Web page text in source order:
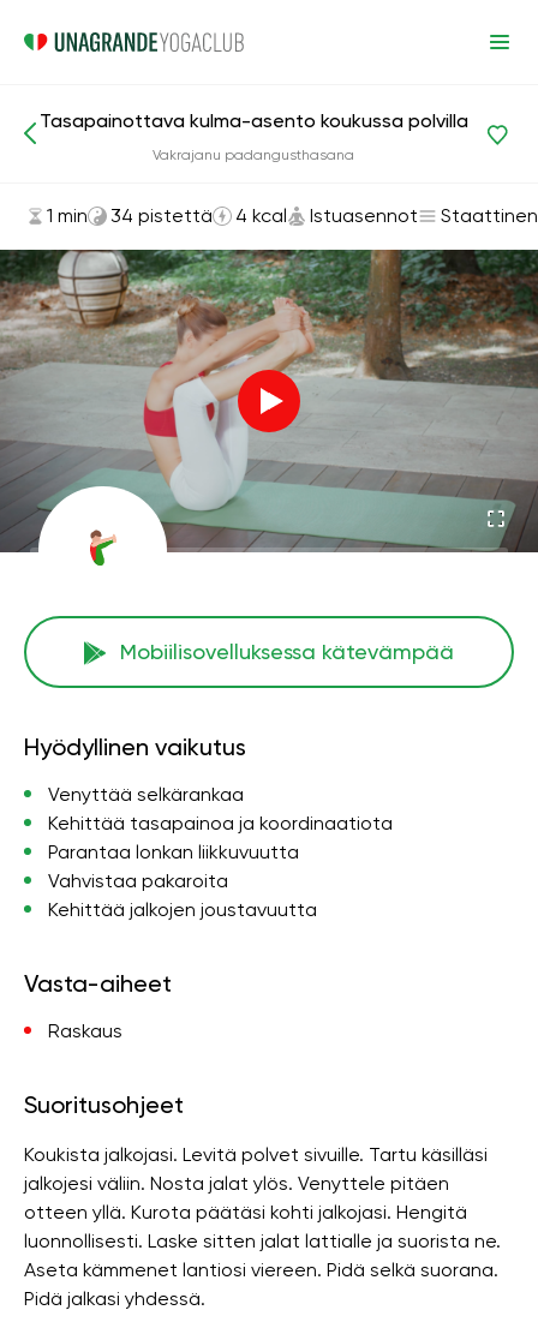
Asanat ja harjoitukset Istuasennot
Tasapainottava kulma-asento koukussa polvilla
Vakrajanu padangusthasana
1 min 34 pistettä 4 kcal Istuasennot Staattinen
Mobiilisovelluksessa kätevämpää
Hyödyllinen vaikutus
Venyttää selkärankaa
Kehittää tasapainoa ja koordinaatiota
Parantaa lonkan liikkuvuutta
Vahvistaa pakaroita
Kehittää jalkojen joustavuutta
Vasta-aiheet
Raskaus
Suoritusohjeet
Koukista jalkojasi. Levitä polvet sivuille. Tartu käsilläsi
jalkojesi väliin. Nosta jalat ylös. Venyttele pitäen
otteen yllä. Kurota päätäsi kohti jalkojasi. Hengitä
luonnollisesti. Laske sitten jalat lattialle ja suorista ne.
Aseta kämmenet lantiosi viereen. Pidä selkä suorana.
Pidä jalkasi yhdessä.